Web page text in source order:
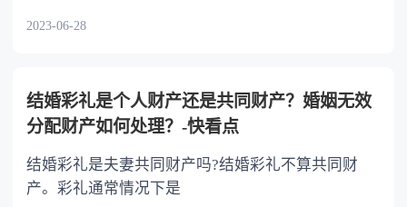
2023-06-28
结婚彩礼是个人财产还是共同财产？婚姻无效
分配财产如何处理？-快看点
结婚彩礼是夫妻共同财产吗?结婚彩礼不算共同财
产。彩礼通常情况下是